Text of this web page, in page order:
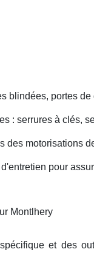
blindées, portes
: serrures à clés,
des motorisations
pour
Montlhery
et des